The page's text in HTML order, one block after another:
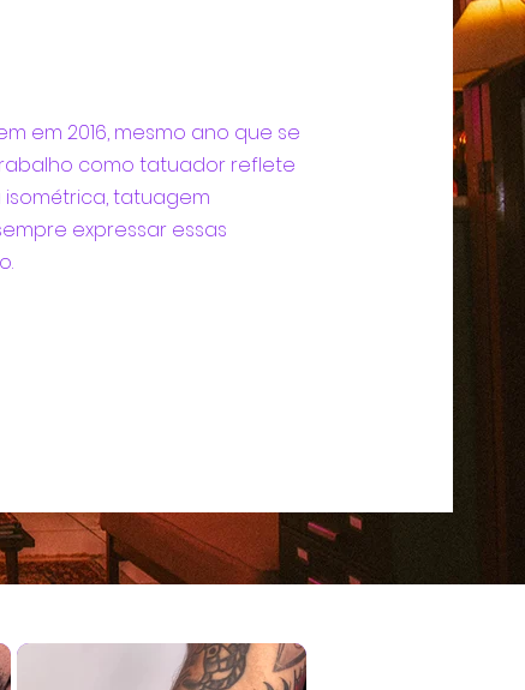
em 2016, mesmo ano que se
como tatuador reflete
tatuagem
expressar essas